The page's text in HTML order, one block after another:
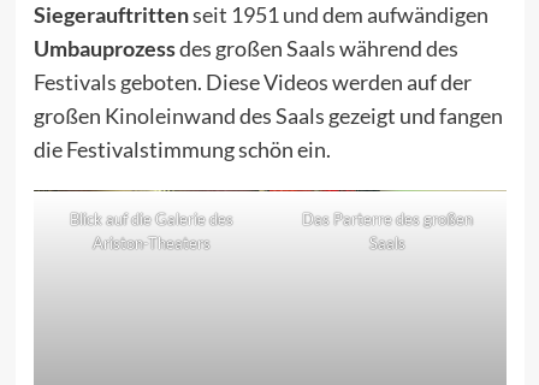
Siegerauftrittenseit 1951 und dem aufwändigen
Umbauprozessdes großen Saals während des
Festivals geboten. Diese Videos werden auf der
großen Kinoleinwand des Saals gezeigt und fangen
die Festivalstimmung schön ein.
Blick auf die Galerie des
Ariston-Theaters
Das Parterre des großen
Saals